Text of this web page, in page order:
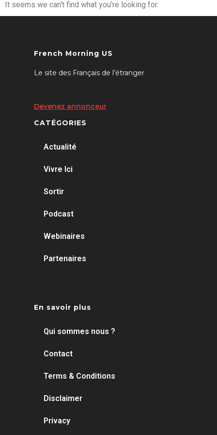
It seems we can't find what you're looking for.
French Morning US
Le site des Français de l’étranger
Devenez annonceur
CATÉGORIES
Actualité
Vivre Ici
Sortir
Podcast
Webinaires
Partenaires
En savoir plus
Qui sommes nous ?
Contact
Terms & Conditions
Disclaimer
Privacy